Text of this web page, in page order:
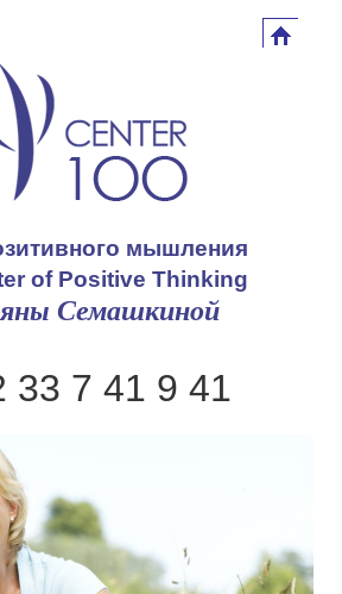
мышления
of Positive Thinking
Семашкиной
33 7 41 9 41